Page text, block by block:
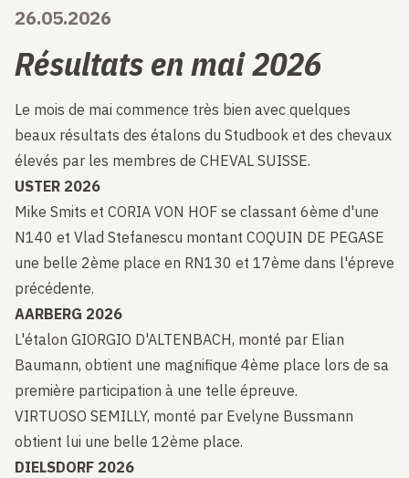
26.05.2026
Résultats en mai 2026
Le mois de mai commence très bien avec quelques
beaux résultats des étalons du Studbook et des chevaux
élevés par les membres de CHEVAL SUISSE.
USTER 2026
Mike Smits et CORIA VON HOF se classant 6ème d'une
N140 et Vlad Stefanescu montant COQUIN DE PEGASE
une belle 2ème place en RN130 et 17ème dans l'épreve
précédente.
AARBERG 2026
L'étalon GIORGIO D'ALTENBACH, monté par Elian
Baumann, obtient une magnifique 4ème place lors de sa
première participation à une telle épreuve.
VIRTUOSO SEMILLY, monté par Evelyne Bussmann
obtient lui une belle 12ème place.
DIELSDORF 2026